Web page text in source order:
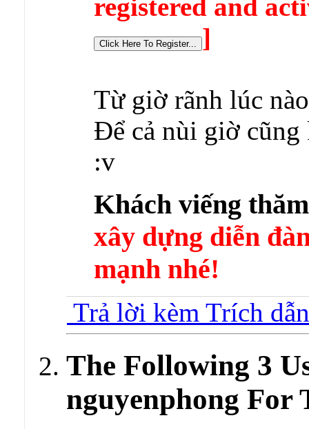
registered and
]
Từ giờ rãnh lúc
Để cả nùi giờ cũng
:v
Khách viếng
xây dựng diễn
mạnh nhé!
Trả lời kèm Trích dẫn
The Following 3
nguyenphong For